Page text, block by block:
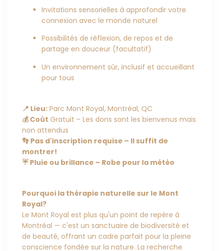
Invitations sensorielles à approfondir votre
connexion avec le monde naturel
Possibilités de réflexion, de repos et de
partage en douceur (facultatif)
Un environnement sûr, inclusif et accueillant
pour tous
📍 Lieu: Parc Mont Royal, Montréal, QC
💰 Coût Gratuit – Les dons sont les bienvenus mais
non attendus
👣 Pas d'inscription requise – Il suffit de
montrer!
☔️ Pluie ou brillance – Robe pour la météo
Pourquoi la thérapie naturelle sur le Mont
Royal?
Le Mont Royal est plus qu'un point de repère à
Montréal — c'est un sanctuaire de biodiversité et
de beauté, offrant un cadre parfait pour la pleine
conscience fondée sur la nature. La recherche